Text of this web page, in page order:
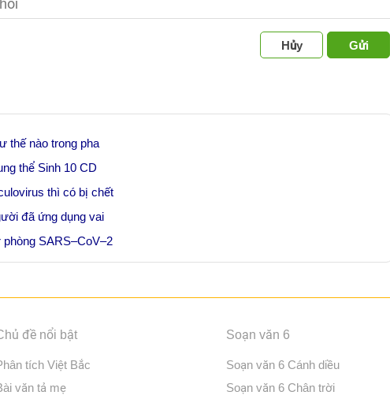
Hủy Gửi
thế nào trong pha
thể Sinh 10 CD
thì có bị chết
đã ứng dụng vai
SARS–CoV–2
đề nổi bật
tích Việt Bắc
văn tả mẹ
Soạn văn 6
Soạn văn 6 Cánh diều
Soạn văn 6 Chân trời